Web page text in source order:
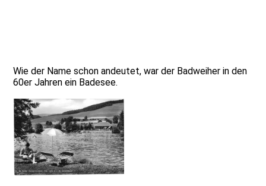
Wie der Name schon andeutet, war der Badweiher in den
60er Jahren ein Badesee.